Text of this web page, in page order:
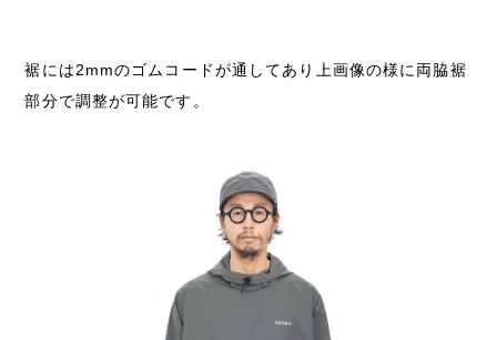
裾には2mmのゴムコードが通してあり上画像の様に両脇裾
部分で調整が可能です。